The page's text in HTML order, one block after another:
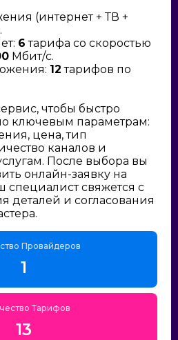
(интернет + ТВ +
6 тарифа со скоростью
Мбит/с.
12 тарифов по
чтобы быстро
ключевым параметрам:
цена, тип
каналов и
После выбора вы
онлайн-заявку на
свяжется с
деталей и согласования
Провайдеров
1
Тарифов
13